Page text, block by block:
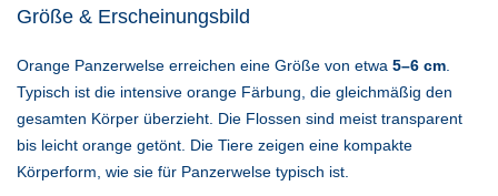
Größe & Erscheinungsbild
Orange Panzerwelse erreichen eine Größe von etwa 5–6 cm.
Typisch ist die intensive orange Färbung, die gleichmäßig den
gesamten Körper überzieht. Die Flossen sind meist transparent
bis leicht orange getönt. Die Tiere zeigen eine kompakte
Körperform, wie sie für Panzerwelse typisch ist.